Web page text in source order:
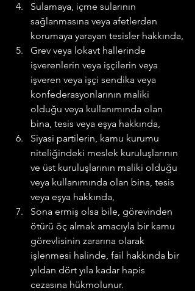
Sulamaya, içme sularının
sağlanmasına veya afetlerden
korumaya yarayan tesisler hakkında,
Grev veya lokavt hallerinde
işverenlerin veya işçilerin veya
işveren veya işçi sendika veya
konfederasyonlarının maliki
olduğu veya kullanımında olan
bina, tesis veya eşya hakkında,
Siyasi partilerin, kamu kurumu
niteliğindeki meslek kuruluşlarının
ve üst kuruluşlarının maliki olduğu
veya kullanımında olan bina, tesis
veya eşya hakkında,
Sona ermiş olsa bile, görevinden
ötürü öç almak amacıyla bir kamu
görevlisinin zararına olarak
işlenmesi halinde, fail hakkında bir
yıldan dört yıla kadar hapis
cezasına hükmolunur.